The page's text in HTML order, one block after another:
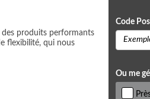
produits performants
flexibilité, qui nous
Code
Ou me